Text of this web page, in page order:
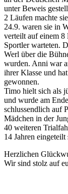
unter Beweis
2 Läufen machte
24.9. waren sie in
verteilt auf einem 8
Sportler warteten.
Werl über die
wurden. Anni war
ihrer Klasse und
gewonnen.
Timo hielt sich als
und wurde am
schlussendlich auf
Mädchen in der
40 weiteren
14 Jahren eingeteilt
Herzlichen
Wir sind stolz auf